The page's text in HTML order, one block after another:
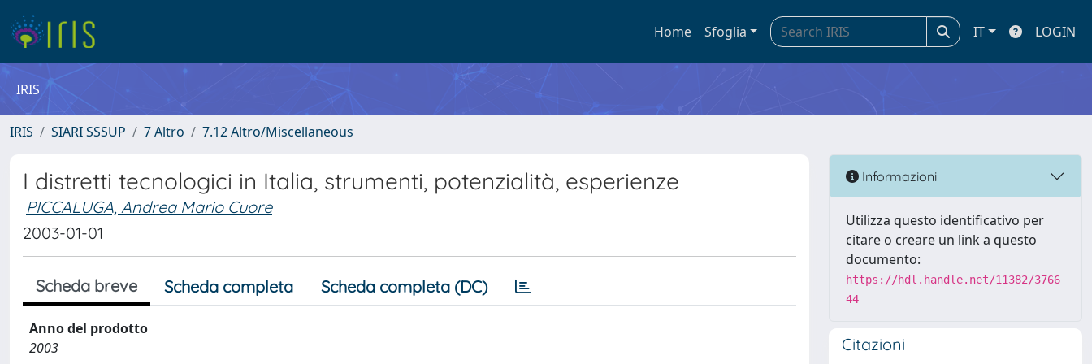
Home Sfoglia IT LOGIN
IRIS
IRIS SIARI SSSUP 7 Altro 7.12 Altro/Miscellaneous
I distretti tecnologici in Italia, strumenti, potenzialità, esperienze
PICCALUGA, Andrea Mario Cuore
2003-01-01
Scheda breve Scheda completa Scheda completa (DC)
Anno del prodotto
2003
Informazioni
Utilizza questo identificativo per
citare o creare un link a questo
documento:
https://hdl.handle.net/11382/3766
44
Citazioni